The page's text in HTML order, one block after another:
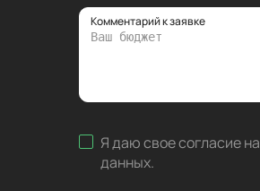
Комментарий к заявке
Я даю свое согласие на
данных.